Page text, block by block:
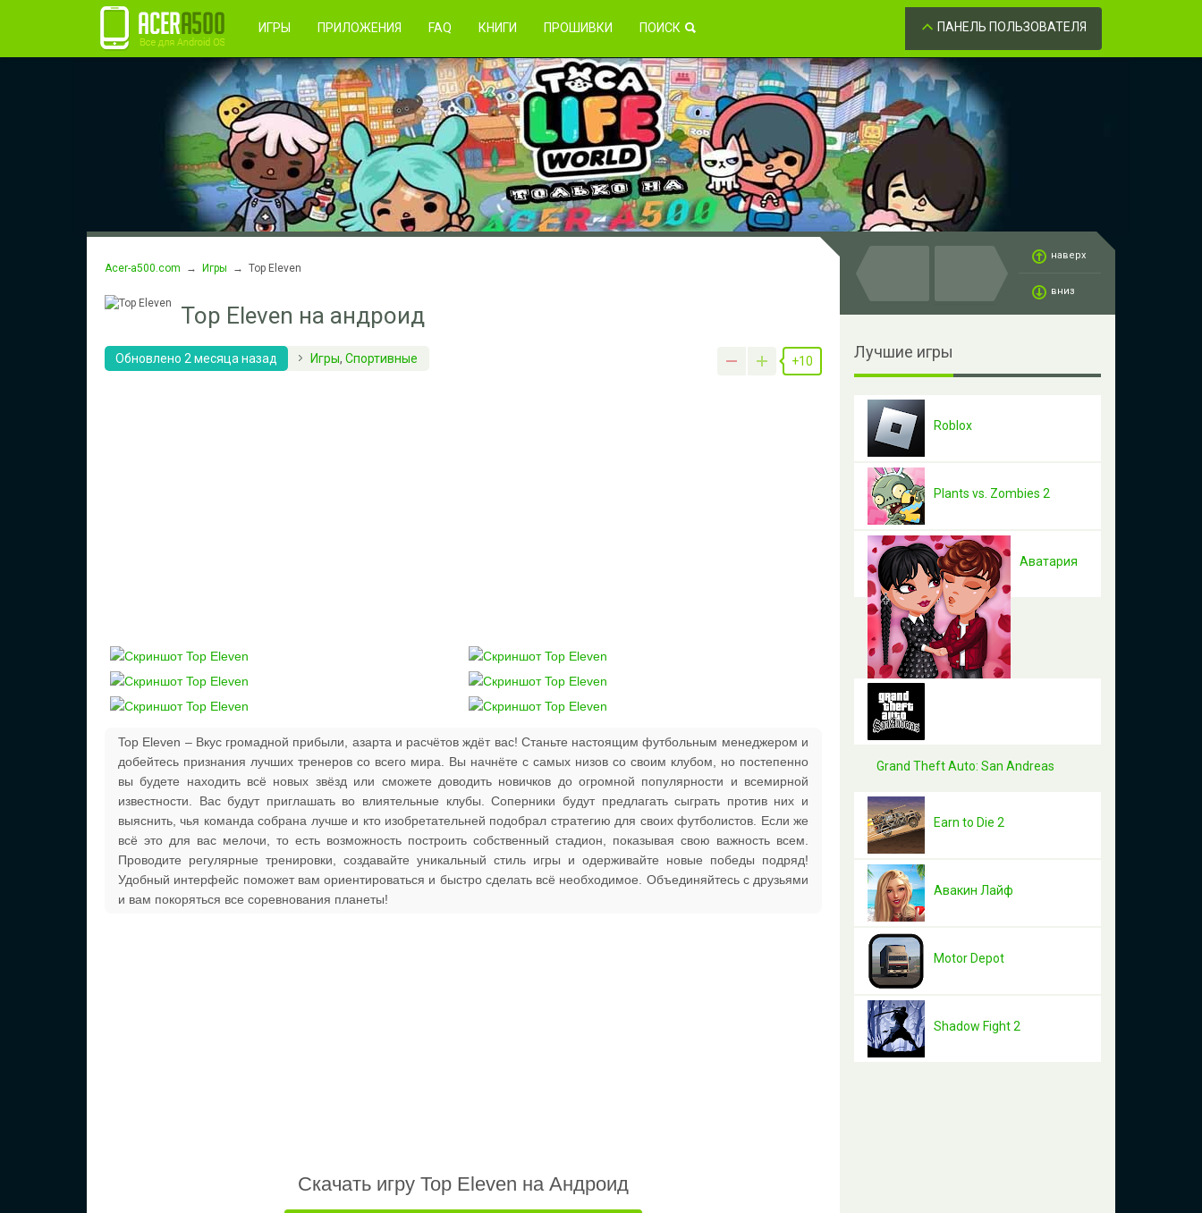
Регистрация Правила пользования Возникли проблемы? Забыли пароль?
ПАНЕЛЬ ПОЛЬЗОВАТЕЛЯ
ИГРЫ ПРИЛОЖЕНИЯ FAQ КНИГИ ПРОШИВКИ ПОИСК
Acer-a500.com → Игры → Top Eleven
Top Eleven на андроид
Обновлено 2 месяца назад Игры, Спортивные +10
Top Eleven – Вкус громадной прибыли, азарта и расчётов ждёт вас! Станьте настоящим футбольным менеджером и
добейтесь признания лучших тренеров со всего мира. Вы начнёте с самых низов со своим клубом, но постепенно
вы будете находить всё новых звёзд или сможете доводить новичков до огромной популярности и всемирной
известности. Вас будут приглашать во влиятельные клубы. Соперники будут предлагать сыграть против них и
выяснить, чья команда собрана лучше и кто изобретательней подобрал стратегию для своих футболистов. Если же
всё это для вас мелочи, то есть возможность построить собственный стадион, показывая свою важность всем.
Проводите регулярные тренировки, создавайте уникальный стиль игры и одерживайте новые победы подряд!
Удобный интерфейс поможет вам ориентироваться и быстро сделать всё необходимое. Объединяйтесь с друзьями
и вам покоряться все соревнования планеты!
Скачать игру Top Eleven на Андроид
наверх
вниз
Лучшие игры
Roblox
Plants vs. Zombies 2
Аватария
Grand Theft Auto: San Andreas
Earn to Die 2
Авакин Лайф
Motor Depot
Shadow Fight 2